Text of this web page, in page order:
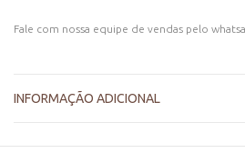
Fale com nossa equipe de vendas pelo
INFORMAÇÃO ADICIONAL